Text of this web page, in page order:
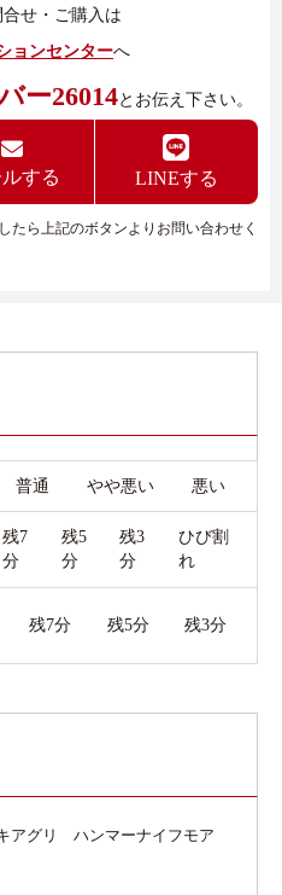
せ・ご購入は
ョンセンターへ
ー26014とお伝え下さい。
ルする LINEする
ら上記のボタンよりお問い合わせく
普通 やや悪い 悪い
残7
分
残5
分
残3
分
ひび割
れ
残7分 残5分 残3分
アグリ ハンマーナイフモア